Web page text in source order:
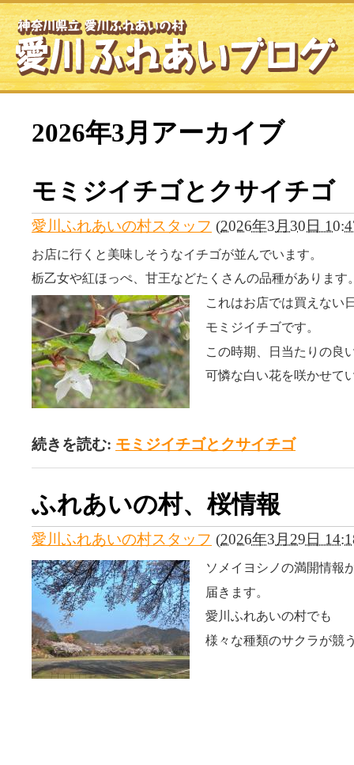
2026年3月アーカイブ
モミジイチゴとクサイチゴ
愛川ふれあいの村スタッフ (2026年3月30日
お店に行くと美味しそうなイチゴが並んでいます。
栃乙女や紅ほっぺ、甘王などたくさんの品種があります
これはお店では買えない
モミジイチゴです。
この時期、日当たりの良
可憐な白い花を咲かせて
続きを読む: モミジイチゴとクサイチゴ
ふれあいの村、桜情報
愛川ふれあいの村スタッフ (2026年3月29日
ソメイヨシノの満開情報
届きます。
愛川ふれあいの村でも
様々な種類のサクラが競